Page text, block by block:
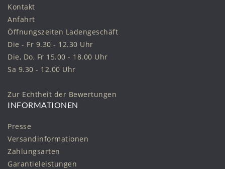
Kontakt
Anfahrt
Öffnungszeiten Ladengeschäft
Die - Fr 9.30 - 12.30 Uhr
Die, Do, Fr 15.00 - 18.00 Uhr
Sa 9.30 - 12.00 Uhr
Zur Echtheit der Bewertungen
INFORMATIONEN
Presse
Versandinformationen
Zahlungsarten
Garantieleistungen